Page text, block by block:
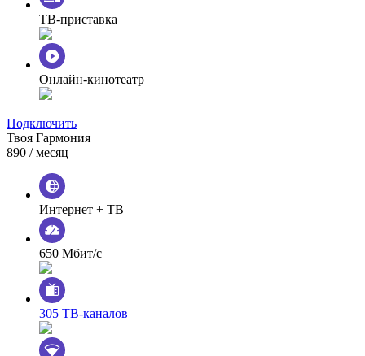
ТВ-приставка
Онлайн-кинотеатр
Подключить
Твоя Гармония
890 / месяц
Интернет + ТВ
650 Мбит/с
305 ТВ-каналов